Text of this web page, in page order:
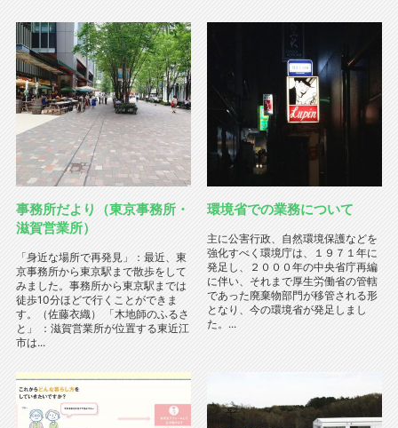
事務所だより（東京事務所・
滋賀営業所）
「身近な場所で再発見」：最近、東
京事務所から東京駅まで散歩をして
みました。事務所から東京駅までは
徒歩10分ほどで行くことができま
す。（佐藤衣織） 「木地師のふるさ
と」 ：滋賀営業所が位置する東近江
市は...
環境省での業務について
主に公害行政、自然環境保護などを
強化すべく環境庁は、１９７１年に
発足し、２０００年の中央省庁再編
に伴い、それまで厚生労働省の管轄
であった廃棄物部門が移管される形
となり、今の環境省が発足しまし
た。...